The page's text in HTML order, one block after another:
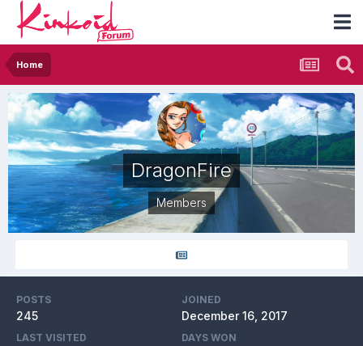
Home
DragonFire
Members
POSTS
245
JOINED
December 16, 2017
LAST VISITED DAYS WON